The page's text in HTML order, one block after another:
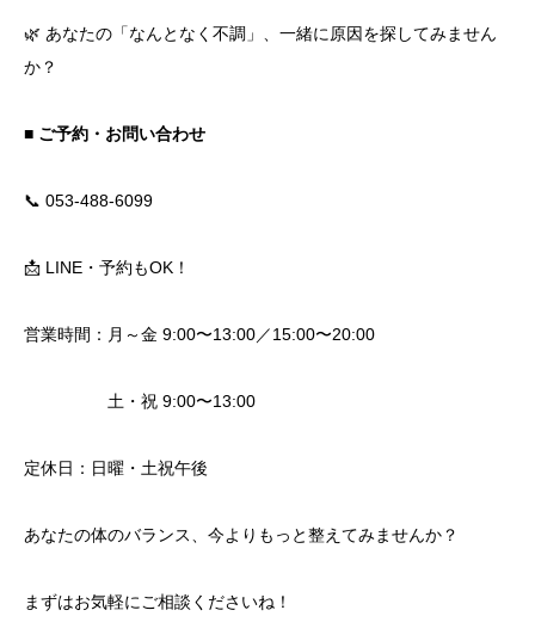
🌿 あなたの「なんとなく不調」、一緒に原因を探してみません
か？
■ ご予約・お問い合わせ
📞 053-488-6099
📩 LINE・予約もOK！
営業時間：月～金 9:00〜13:00／15:00〜20:00
土・祝 9:00〜13:00
定休日：日曜・土祝午後
あなたの体のバランス、今よりもっと整えてみませんか？
まずはお気軽にご相談くださいね！